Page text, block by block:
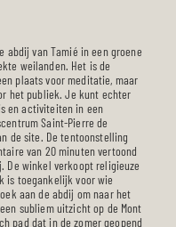
abdij van Tamié in een groene
weilanden. Het is de
plaats voor meditatie, maar
het publiek. Je kunt echter
en activiteiten in een
Saint-Pierre de
de site. De tentoonstelling
van 20 minuten vertoond
De winkel verkoopt religieuze
is toegankelijk voor wie
aan de abdij om naar het
subliem uitzicht op de Mont
pad dat in de zomer geopend